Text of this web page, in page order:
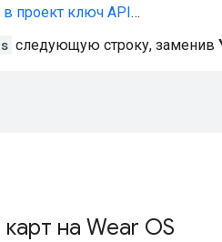
в проект ключ API…
следующую строку, заменив
на Wear OS